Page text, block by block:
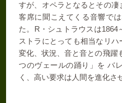
すが、オペラとなるとその
客席に聞こえてくる音響で
た。 R ・シュトラウスは1864
ストラにとっても相当なリ
変化、状況、音と音との飛躍
つのヴェールの踊り」を バ
く、高い要求は人間を進化